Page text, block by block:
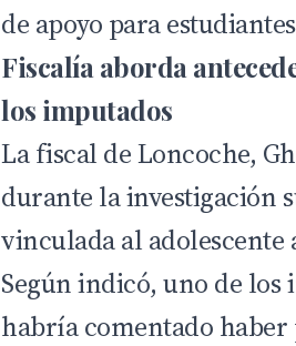
de apoyo para
Fiscalía aborda
los imputados
La fiscal de Loncoche,
durante la investigación
vinculada al adolescente
Según indicó, uno de los
habría comentado